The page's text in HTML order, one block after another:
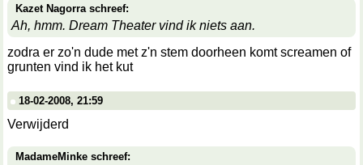
Kazet Nagorra schreef:
Ah, hmm. Dream Theater vind ik niets aan.
zodra er zo'n dude met z'n stem doorheen komt screamen of
grunten vind ik het kut
18-02-2008, 21:59
Verwijderd
MadameMinke schreef: